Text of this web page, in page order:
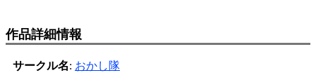
作品詳細情報
サークル名: おかし隊